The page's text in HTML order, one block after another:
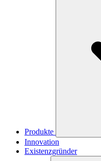
Produkte
Innovation
Existenzgründer